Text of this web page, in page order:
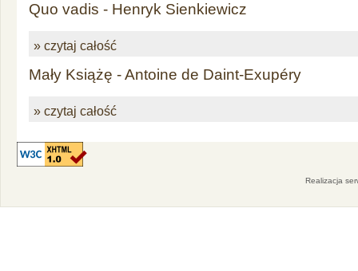
Quo vadis - Henryk Sienkiewicz
» czytaj całość
Mały Książę - Antoine de Daint-Exupéry
» czytaj całość
Realizacja